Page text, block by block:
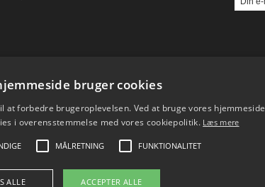
bruger cookies
at forbedre brugeroplevelsen. Ved at bruge vores hjemmeside
i overensstemmelse med vores cookiepolitik. Læs mere
MÅLRETNING FUNKTIONALITET
ACCEPTER ALLE
ALLE